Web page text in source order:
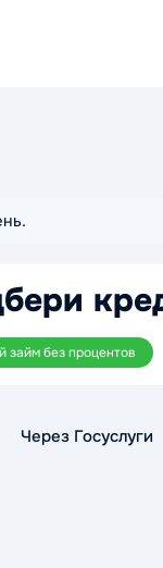
займ без процентов
Через Госуслуги